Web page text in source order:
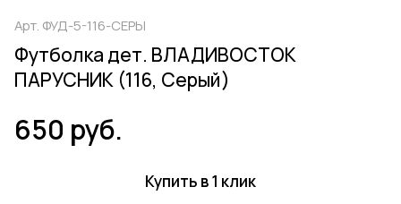
Арт. ФУД-5-116-СЕРЫ
Футболка дет. ВЛАДИВОСТОК
ПАРУСНИК (116, Серый)
650 руб.
Купить в 1 клик